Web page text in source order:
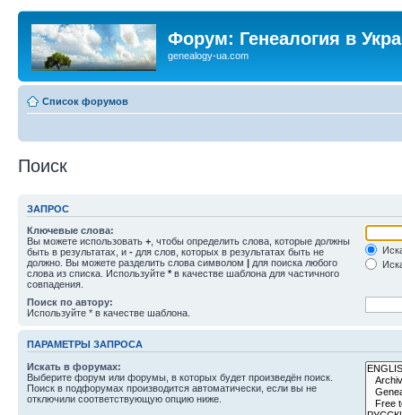
Форум: Генеалогия в
genealogy-ua.com
Список форумов
Поиск
ЗАПРОС
Ключевые слова:
Вы можете использовать + , чтобы определить слова, которые должны
быть в результатах, и - для слов, которых в результатах быть не
должно. Вы можете разделить слова символом | для поиска любого
слова из списка. Используйте * в качестве шаблона для частичного
совпадения.
Поиск по автору:
Используйте * в качестве шаблона.
ПАРАМЕТРЫ ЗАПРОСА
Искать в форумах:
Выберите форум или форумы, в которых будет произведён поиск.
Поиск в подфорумах производится автоматически, если вы не
отключили соответствующую опцию ниже.